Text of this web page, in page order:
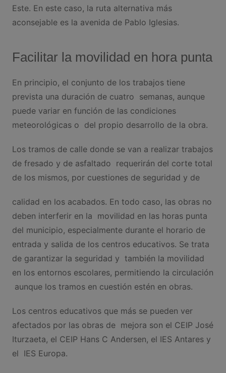
Este. En este caso, la ruta alternativa más
aconsejable es la avenida de Pablo Iglesias.
Facilitar la movilidad en hora punta
En principio, el conjunto de los trabajos tiene
prevista una duración de cuatro semanas, aunque
puede variar en función de las condiciones
meteorológicas o del propio desarrollo de la obra.
Los tramos de calle donde se van a realizar trabajos
de fresado y de asfaltado requerirán del corte total
de los mismos, por cuestiones de seguridad y de
calidad en los acabados. En todo caso, las obras no
deben interferir en la movilidad en las horas punta
del municipio, especialmente durante el horario de
entrada y salida de los centros educativos. Se trata
de garantizar la seguridad y también la movilidad
en los entornos escolares, permitiendo la circulación
aunque los tramos en cuestión estén en obras.
Los centros educativos que más se pueden ver
afectados por las obras de mejora son el CEIP José
Iturzaeta, el CEIP Hans C Andersen, el IES Antares y
el IES Europa.